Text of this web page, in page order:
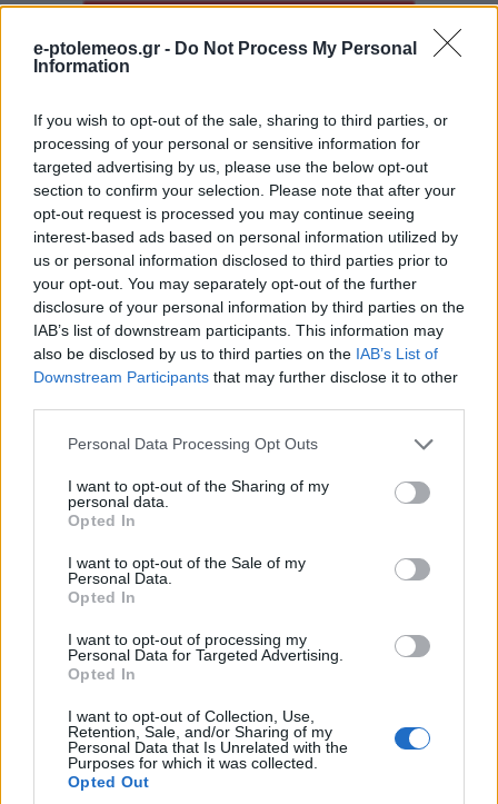
e-ptolemeos.gr - Do Not Process My Personal
Information
If you wish to opt-out of the sale, sharing to third parties, or
processing of your personal or sensitive information for
targeted advertising by us, please use the below opt-out
section to confirm your selection. Please note that after your
opt-out request is processed you may continue seeing
interest-based ads based on personal information utilized by
us or personal information disclosed to third parties prior to
your opt-out. You may separately opt-out of the further
disclosure of your personal information by third parties on the
IAB’s list of downstream participants. This information may
also be disclosed by us to third parties on the IAB’s List of
Downstream Participants that may further disclose it to other
Please note that this website/app uses one or more Google
not limited to your visit or usage behaviour. You may click to
grant or deny consent to Google and its third-party tags to
use your data for below specified purposes in below Google
consent section.
Personal Data Processing Opt Outs
I want to opt-out of the Sharing of my
personal data.
Opted In
I want to opt-out of the Sale of my
Personal Data.
Opted In
I want to opt-out of processing my
Personal Data for Targeted Advertising.
Opted In
I want to opt-out of Collection, Use,
Retention, Sale, and/or Sharing of my
Personal Data that Is Unrelated with the
Purposes for which it was collected.
Opted Out